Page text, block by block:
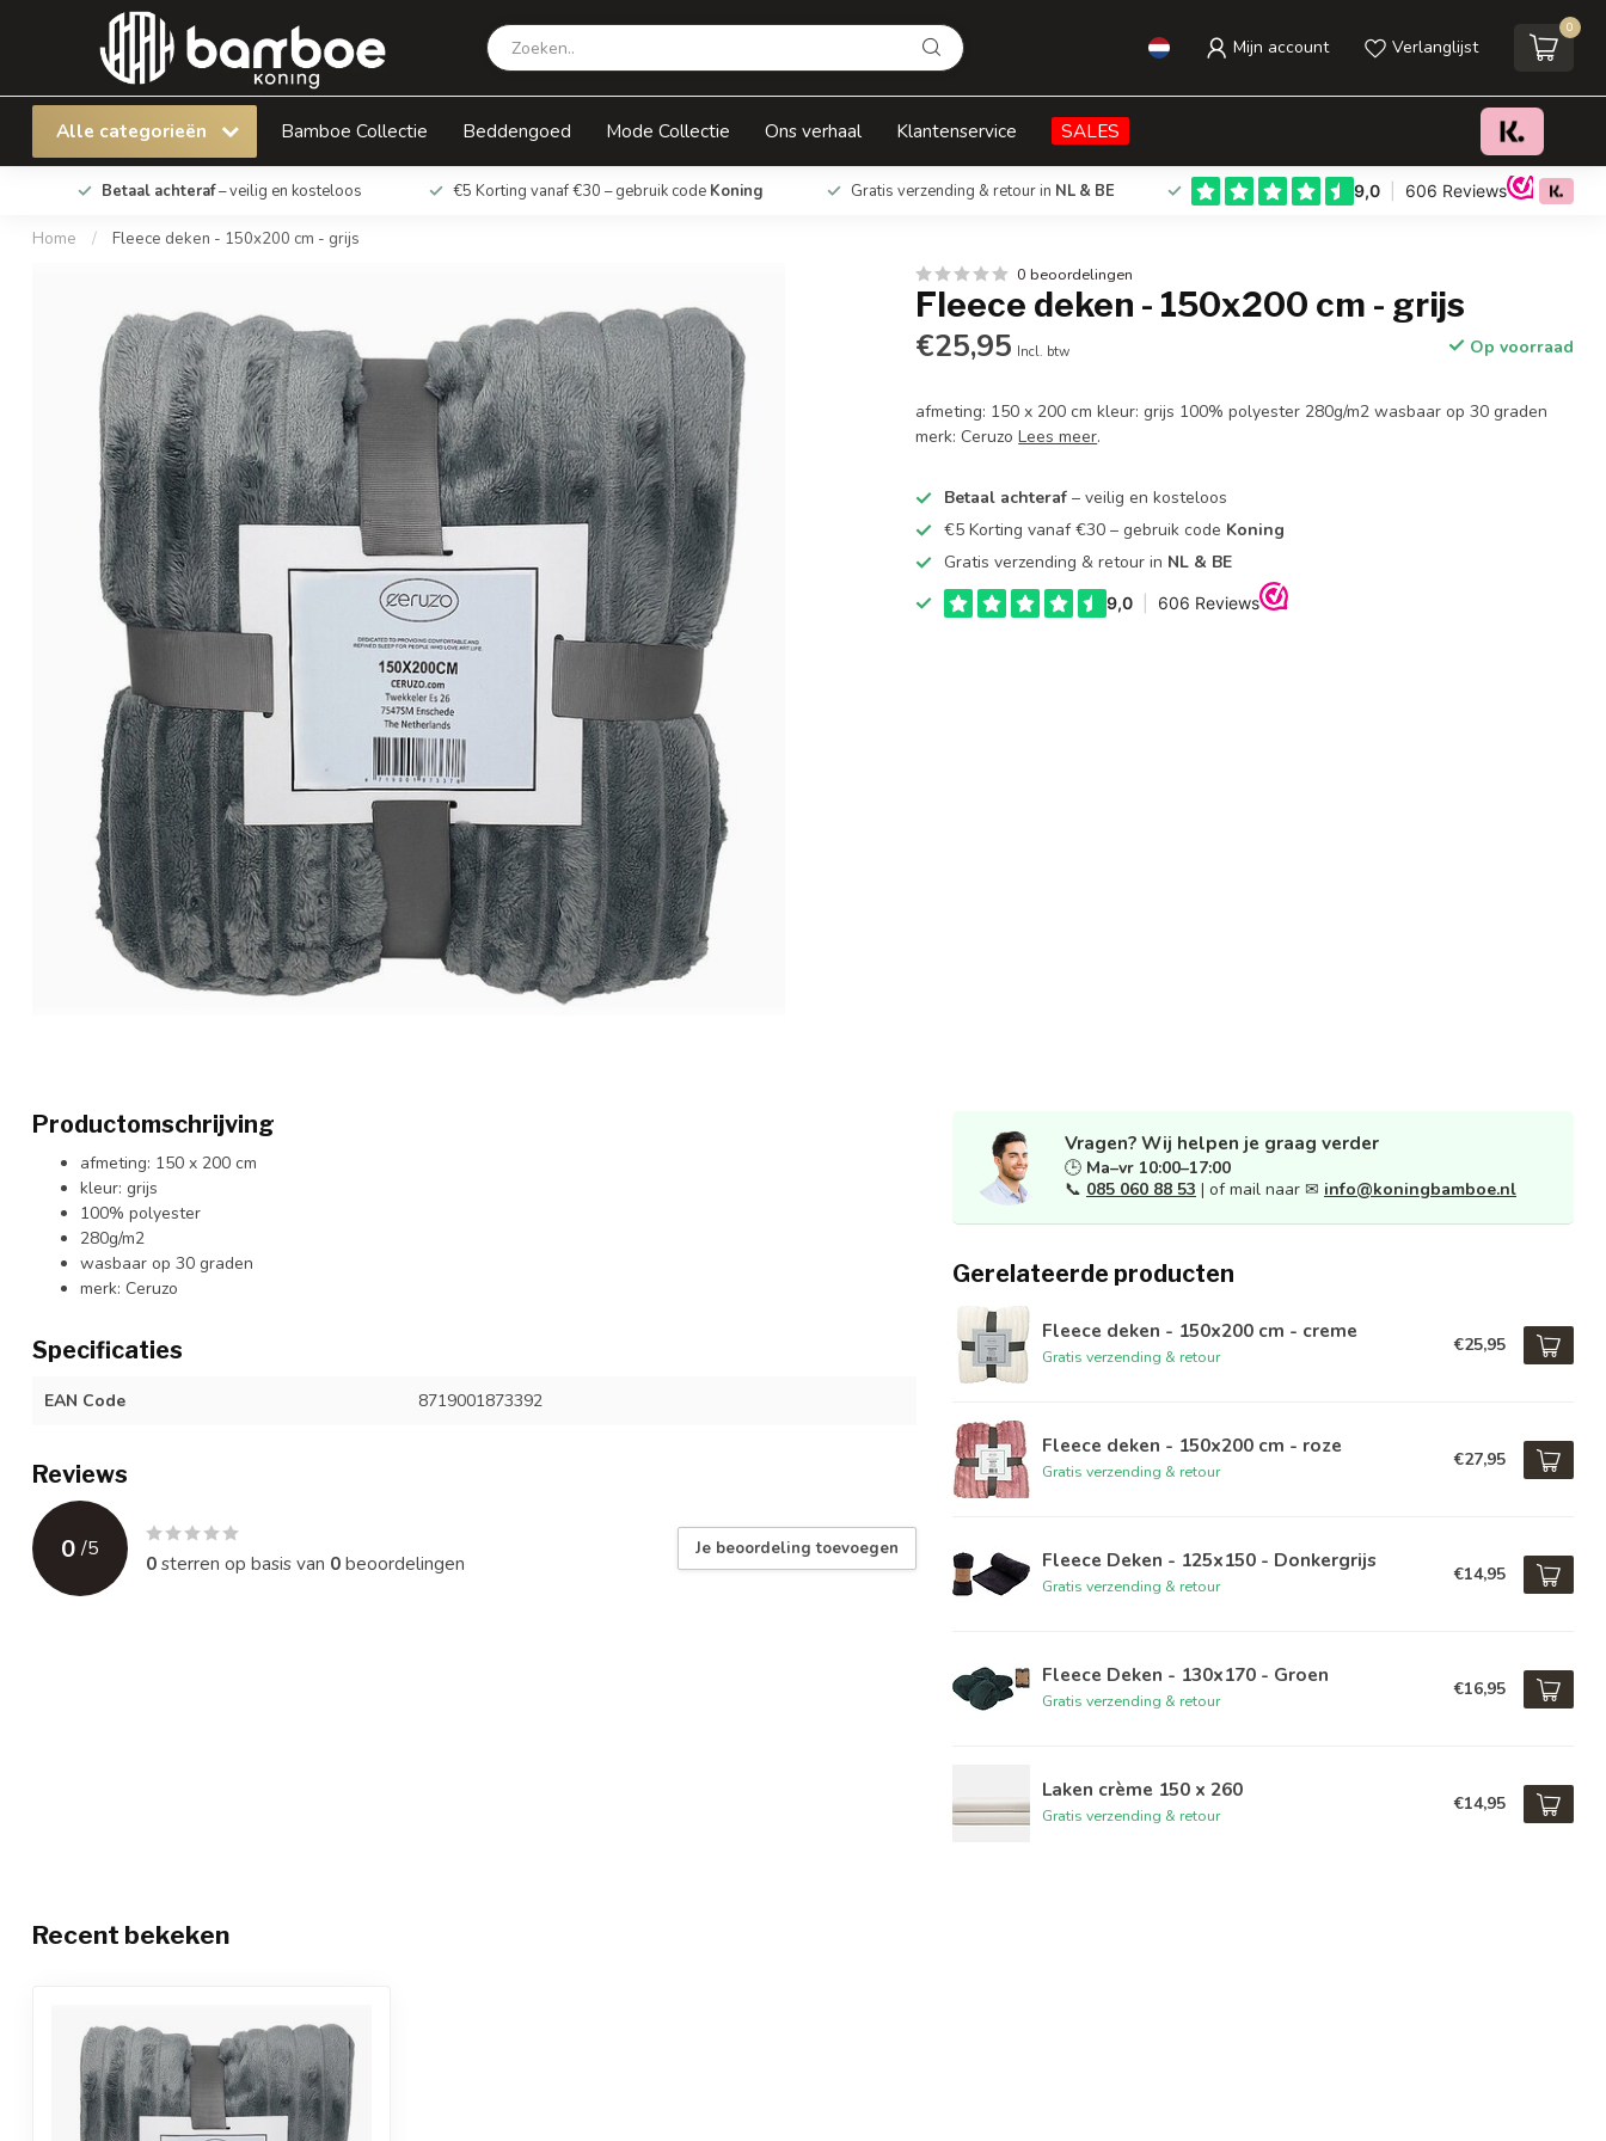
Mijn account Verlanglijst
0
Alle categorieën Bamboe Collectie Beddengoed Mode Collectie Ons verhaal Klantenservice SALES
Betaal achteraf– veilig en kosteloos €5 Korting vanaf €30 – gebruik code Koning Gratis verzending & retour in NL & BE
Home / Fleece deken - 150x200 cm - grijs
Fleece deken - 150x200 cm - grijs Toevoegen aan winkelwagen
0 beoordelingen
Fleece deken - 150x200 cm - grijs
€25,95 Incl. btw Op voorraad
afmeting: 150 x 200 cm kleur: grijs 100% polyester 280g/m2 wasbaar op 30 graden
merk: CeruzoLees meer.
Betaal achteraf – veilig en kosteloos
€5 Korting vanaf €30 – gebruik code Koning
Gratis verzending & retour in NL & BE
Productomschrijving
afmeting: 150 x 200 cm
kleur: grijs
100% polyester
280g/m2
wasbaar op 30 graden
merk: Ceruzo
Specificaties
EAN Code 8719001873392
Reviews
0 /5
0sterren op basis van 0beoordelingen
Je beoordeling toevoegen
Vragen? Wij helpen je graag verder
🕒 Ma–vr 10:00–17:00
📞 085 060 88 53 | of mail naar ✉ info@koningbamboe.nl
Gerelateerde producten
Fleece deken - 150x200 cm - creme
Gratis verzending & retour
€25,95
Fleece deken - 150x200 cm - roze
Gratis verzending & retour
€27,95
Fleece Deken - 125x150 - Donkergrijs
Gratis verzending & retour
€14,95
Fleece Deken - 130x170 - Groen
Gratis verzending & retour
€16,95
Laken crème 150 x 260
Gratis verzending & retour
€14,95
Recent bekeken